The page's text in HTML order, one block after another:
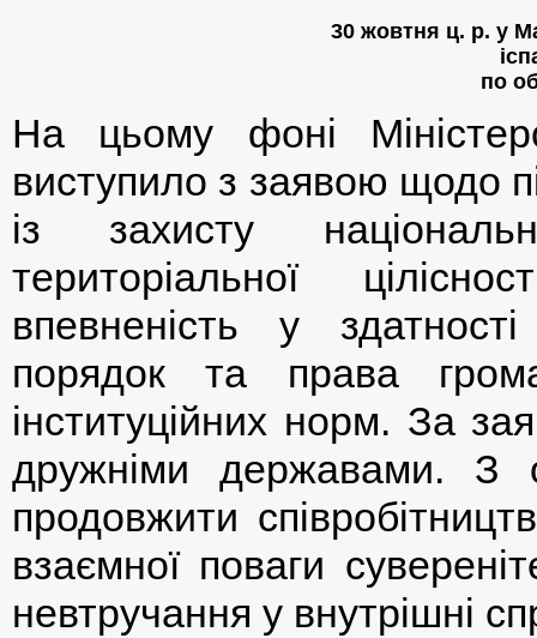
30 жовтня ц. р. у
по
На цьому фоні
виступило з заявою щодо
із захисту
територіальної
впевненість у
порядок та права
інституційних норм. За
дружніми державами. З
продовжити
взаємної поваги
невтручання у внутрішні